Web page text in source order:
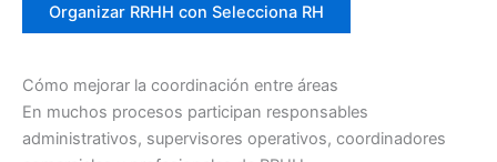
Organizar RRHH con Selecciona RH
Cómo mejorar la coordinación entre áreas
En muchos procesos participan responsables
administrativos, supervisores operativos, coordinadores